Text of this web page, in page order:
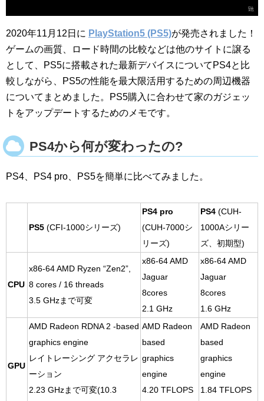
2020年11月12日に PlayStation5 (PS5)が発売されました！
ゲームの画質、ロード時間の比較などは他のサイトに譲る
として、PS5に搭載された最新デバイスについてPS4と比
較しながら、PS5の性能を最大限活用するための周辺機器
についてまとめました。PS5購入に合わせて家のガジェッ
トをアップデートするためのメモです。
PS4から何が変わったの?
PS4、PS4 pro、PS5を簡単に比べてみました。
PS5 (CFI-1000シリーズ)
PS4 pro
(CUH-7000シ
リーズ)
PS4 (CUH-
1000Aシリー
ズ、初期型)
CPU
x86-64 AMD Ryzen “Zen2”,
8 cores / 16 threads
3.5 GHzまで可変
x86-64 AMD
Jaguar
8cores
2.1 GHz
x86-64 AMD
Jaguar
8cores
1.6 GHz
GPU
AMD Radeon RDNA 2 -based
graphics engine
レイトレーシング アクセラレ
ーション
2.23 GHzまで可変(10.3
AMD Radeon
based
graphics
engine
4.20 TFLOPS
AMD Radeon
based
graphics
engine
1.84 TFLOPS